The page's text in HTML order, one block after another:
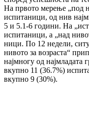
На првото мерење „под
испитаници, од нив
5 и 5.1-6 години. На
испитаници, а „над
ници. По 12 недели,
нивото за воз­рас­та“
најмногу од најмладата
вкупно 11 (36.7%)
вкупно 9 (30%).